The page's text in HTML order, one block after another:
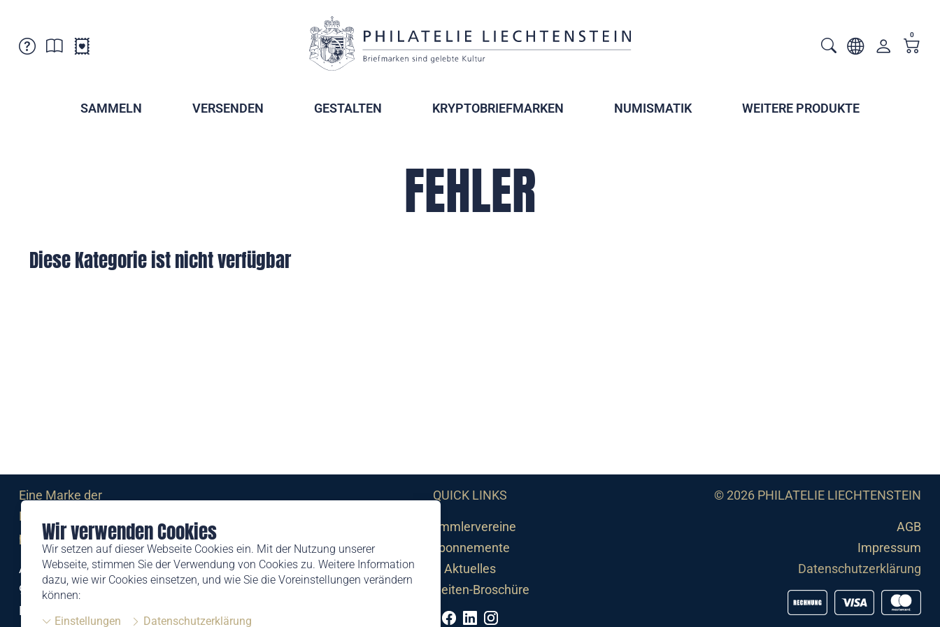
Wir verwenden Cookies
Wir setzen auf dieser Webseite Cookies ein. Mit der Nutzung unserer
Webseite, stimmen Sie der Verwendung von Cookies zu. Weitere Information
dazu, wie wir Cookies einsetzen, und wie Sie die Voreinstellungen verändern
können:
Einstellungen
Datenschutzerklärung
Verkaufsstellen
Abonnemente
0
SAMMELN VERSENDEN GESTALTEN KRYPTOBRIEFMARKEN NUMISMATIK WEITERE PRODUKTE
FEHLER
Diese Kategorie ist nicht verfügbar
Eine Marke der
Liechtensteinischen Post AG
post.li
Alte Zollstrasse 11
9494 Schaan
Liechtenstein
QUICK LINKS
Sammlervereine
Abonnemente
Aktuelles
Neuheiten-Broschüre
© 2026 PHILATELIE LIECHTENSTEIN
AGB
Impressum
Datenschutzerklärung